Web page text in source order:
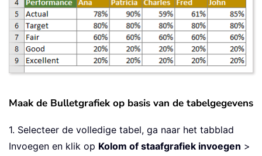
Maak de Bulletgrafiek op basis van de tabelgegevens
1. Selecteer de volledige tabel, ga naar het tabblad
Invoegen en klik op Kolom of staafgrafiek invoegen >